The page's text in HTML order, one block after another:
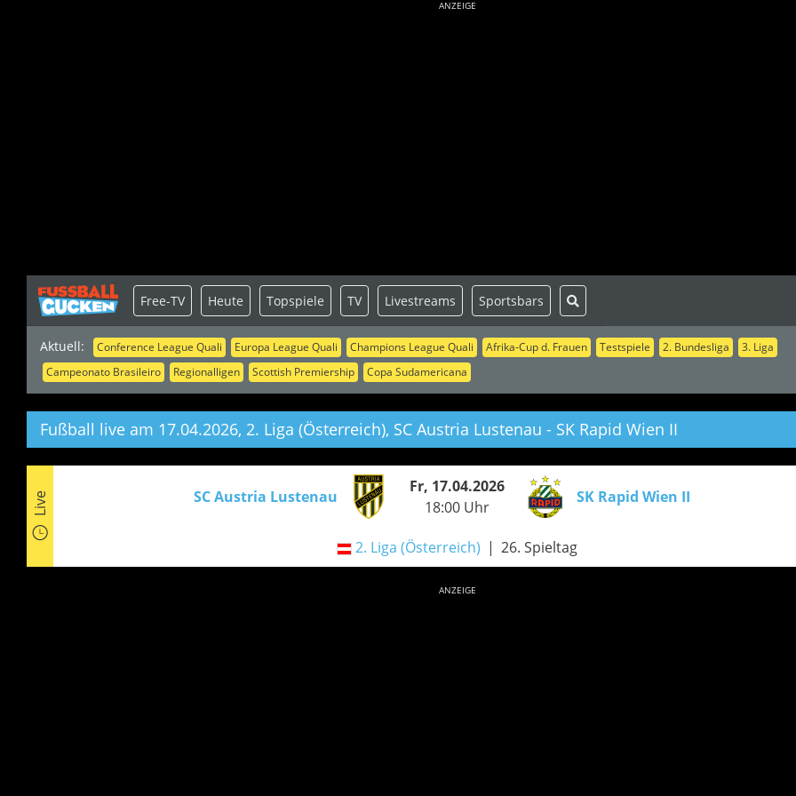
ANZEIGE
Aktuell: Conference League Quali Europa League Quali Champions League Quali Afrika-Cup d. Frauen Testspiele 2. Bundesliga
3. Liga
Campeonato Brasileiro
Regionalligen Scottish Premiership Copa Sudamericana
Free-TV Heute Topspiele TV Livestreams Sportsbars
Fußball live am 17.04.2026, 2. Liga (Österreich), SC Austria Lustenau - SK Rapid Wien II
Live SC Austria Lustenau
Fr, 17.04.2026
18:00 Uhr
SK Rapid Wien II
2. Liga (Österreich) 26. Spieltag
ANZEIGE